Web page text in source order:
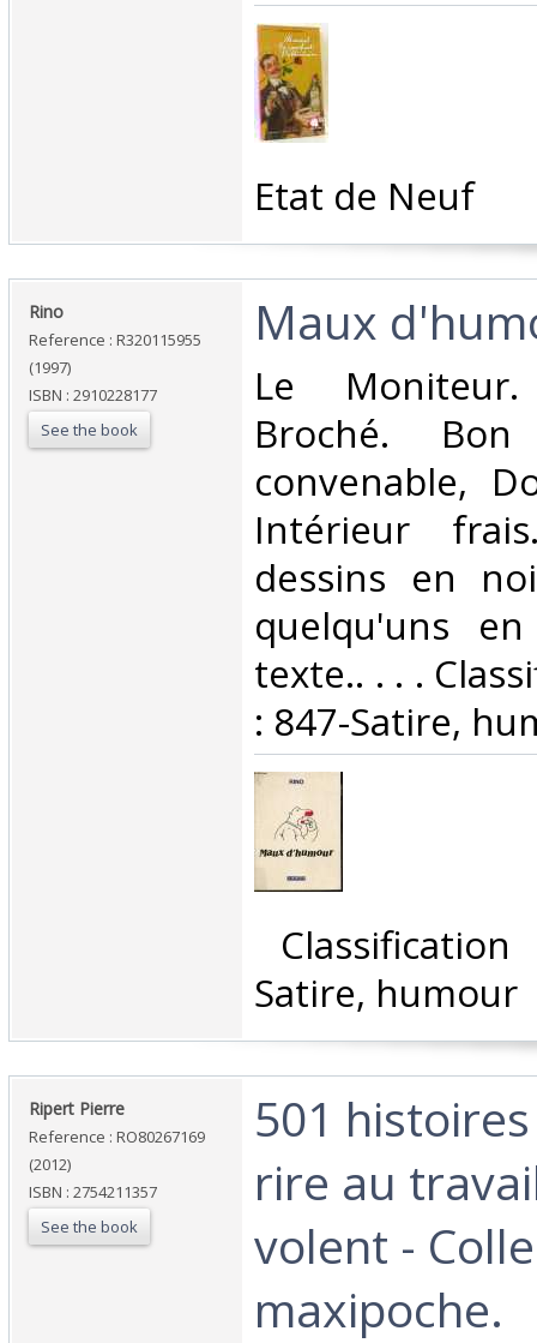
‎Etat de Neuf‎
‎Rino‎
Reference : R320115955
(1997)
ISBN : 2910228177
See the book
‎Maux
‎Le
Broché.
convenable,
Intérieur
dessins en
quelqu'uns
texte.. . . .
: 847-Satire,
Satire, humour‎
‎Ripert Pierre‎
Reference : RO80267169
(2012)
ISBN : 2754211357
See the book
‎501
rire au
volent -
maxipoche.‎